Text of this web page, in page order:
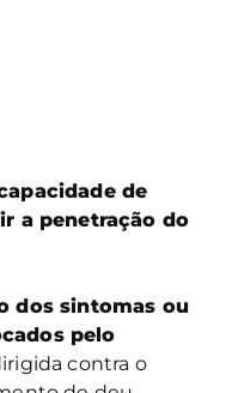
de
a penetração do
dos sintomas ou
pelo
contra o